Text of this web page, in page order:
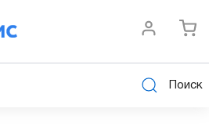
Поиск